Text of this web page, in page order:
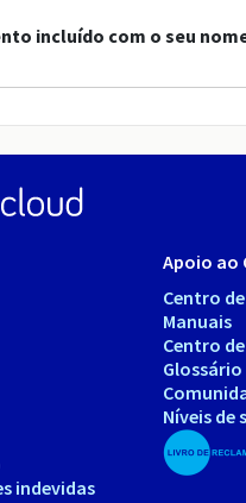
incluído com o seu
indevidas
Apoio ao
Centro
Manuais
Centro
Glossário
Níveis de